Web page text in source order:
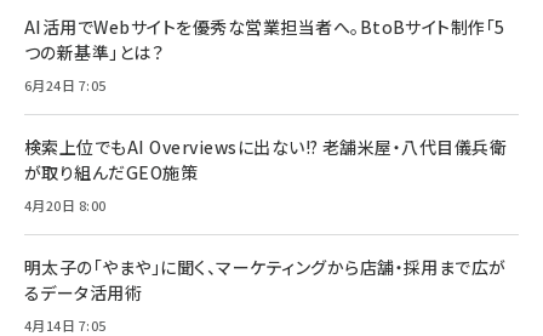
AI活用でWebサイトを優秀な営業担当者へ。BtoBサイト制作「5
つの新基準」とは？
6月24日 7:05
検索上位でもAI Overviewsに出ない!? 老舗米屋・八代目儀兵衛
が取り組んだGEO施策
4月20日 8:00
明太子の「やまや」に聞く、マーケティングから店舗・採用まで広が
るデータ活用術
4月14日 7:05